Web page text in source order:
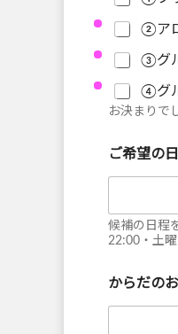
②ア
③グ
④グ
お決まりで
ご希望の
候補の日程
22:00・土
からだの